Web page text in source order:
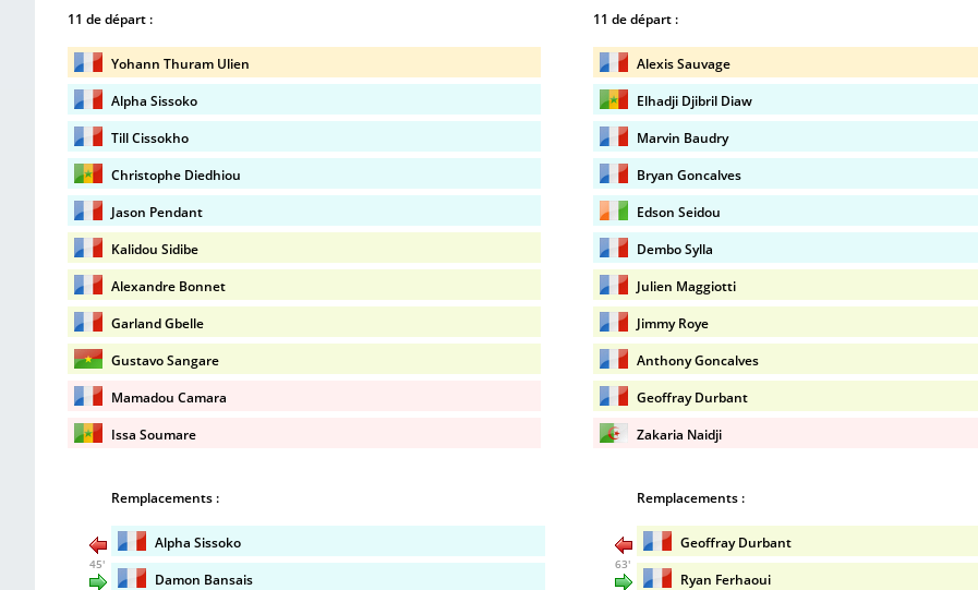
11 de départ :
Yohann Thuram Ulien
Alpha Sissoko
Till Cissokho
Christophe Diedhiou
Jason Pendant
Kalidou Sidibe
Alexandre Bonnet
Garland Gbelle
Gustavo Sangare
Mamadou Camara
Issa Soumare
11 de départ :
Alexis Sauvage
Elhadji Djibril Diaw
Marvin Baudry
Bryan Goncalves
Edson Seidou
Dembo Sylla
Julien Maggiotti
Jimmy Roye
Anthony Goncalves
Geoffray Durbant
Zakaria Naidji
Remplacements :
Alpha Sissoko
45'
Damon Bansais
Remplacements :
Geoffray Durbant
63'
Ryan Ferhaoui